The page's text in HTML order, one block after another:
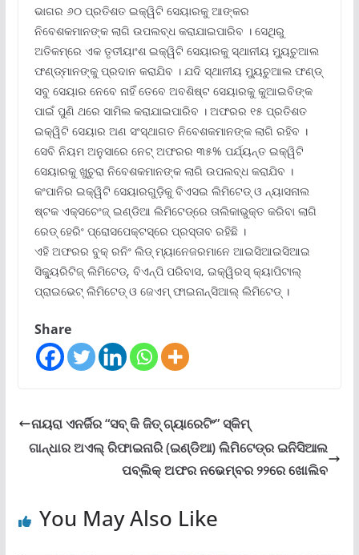
ଭାଗର ୬୦ ପ୍ରତିଶତ ଇକ୍ୱିଟି ସେୟାରକୁ ଆଙ୍କର
ନିବେଶକମାନଙ୍କ ଲାଗି ଉପଲବ୍ଧ କରାଯାଇପାରିବ । ସେଥିରୁ
ଅତିକମ୍‌ରେ ଏକ ତୃତୀୟାଂଶ ଇକ୍ୱିଟି ସେୟାରକୁ ସ୍ଥାନୀୟ ମ୍ୟୁଚୁଆଲ
ଫଣ୍ଡ୍‌ମାନଙ୍କୁ ପ୍ରଦାନ କରାଯିବ । ଯଦି ସ୍ଥାନୀୟ ମ୍ୟୁଚୁଆଲ ଫଣ୍ଡ୍
ସବୁ ସେୟାର ନେବେ ନାହିଁ ତେବେ ଅବଶିଷ୍ଟ ସେୟାରକୁ କୁଆଇବିଙ୍କ
ପାଇଁ ପୁଣି ଥରେ ସାମିଲ କରାଯାଇପାରିବ । ଅଫରର ୧୫ ପ୍ରତିଶତ
ଇକ୍ୱିଟି ସେୟାର ଅଣ ସଂସ୍ଥାଗତ ନିବେଶକମାନଙ୍କ ଲାଗି ରହିବ ।
ସେବି ନିୟମ ଅନୁସାରେ ନେଟ୍ ଅଫରର ୩୫% ପର୍ଯ୍ୟନ୍ତ ଇକ୍ୱିଟି
ସେୟାରକୁ ଖୁଚୁରା ନିବେଶକମାନଙ୍କ ଲାଗି ଉପଲବ୍ଧ କରାଯିବ ।
କଂପାନିର ଇକ୍ୱିଟି ସେୟାରଗୁଡ଼ିକୁ ବିଏସଇ ଲିମିଟେଡ୍ ଓ ନ୍ୟାସନାଲ
ଷ୍ଟକ ଏକ୍ସଚେଂଜ୍ ଇଣ୍ଡିଆ ଲିମିଟେଡ୍‌ରେ ତାଲିକାଭୁକ୍ତ କରିବା ଲାଗି
ରେଡ୍ ହେରିଂ ପ୍ରୋସପେକ୍ଟସ୍‌ରେ ପ୍ରସ୍ତାବ ରହିଛି ।
ଏହି ଅଫରର ବୁକ୍ ରନିଂ ଲିଡ୍ ମ୍ୟାନେଜରମାନେ ଆଇସିଆଇସିଆଇ
ସିକ୍ୟୁରିଟିଜ୍ ଲିମିଟେଡ୍‌, ବିଏନ୍‌ପି ପରିବାସ, ଇକ୍ୱିରସ୍ କ୍ୟାପିଟାଲ୍
ପ୍ରାଇଭେଟ୍ ଲିମିଟେଡ୍ ଓ ଜେଏମ୍ ଫାଇନାନ୍ସିଆଲ୍ ଲିମିଟେଡ୍ ।
Share
ନାୟରା ଏନର୍ଜିର “ସବ୍ କି ଜିତ୍ ଗ୍ୟାରେଟିଂ” ସ୍କିମ୍‌
ଗାନ୍ଧାର ଅଏଲ୍ ରିଫାଇନାରି (ଇଣ୍ଡିଆ) ଲିମିଟେଡ୍‌ର ଇନିସିଆଲ
ପବ୍ଲିକ୍ ଅଫର ନଭେମ୍ବର ୨୨ରେ ଖୋଲିବ
You May Also Like